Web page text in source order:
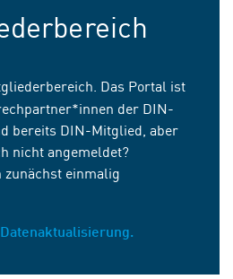
Das Portal ist
der DIN-
bereits DIN-Mitglied, aber
nicht angemeldet?
zunächst einmalig